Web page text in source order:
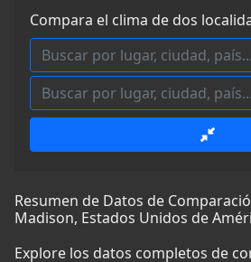
Compara el clima de dos
Resumen de Datos de
Madison, Estados Unidos de
Explore los datos completos de